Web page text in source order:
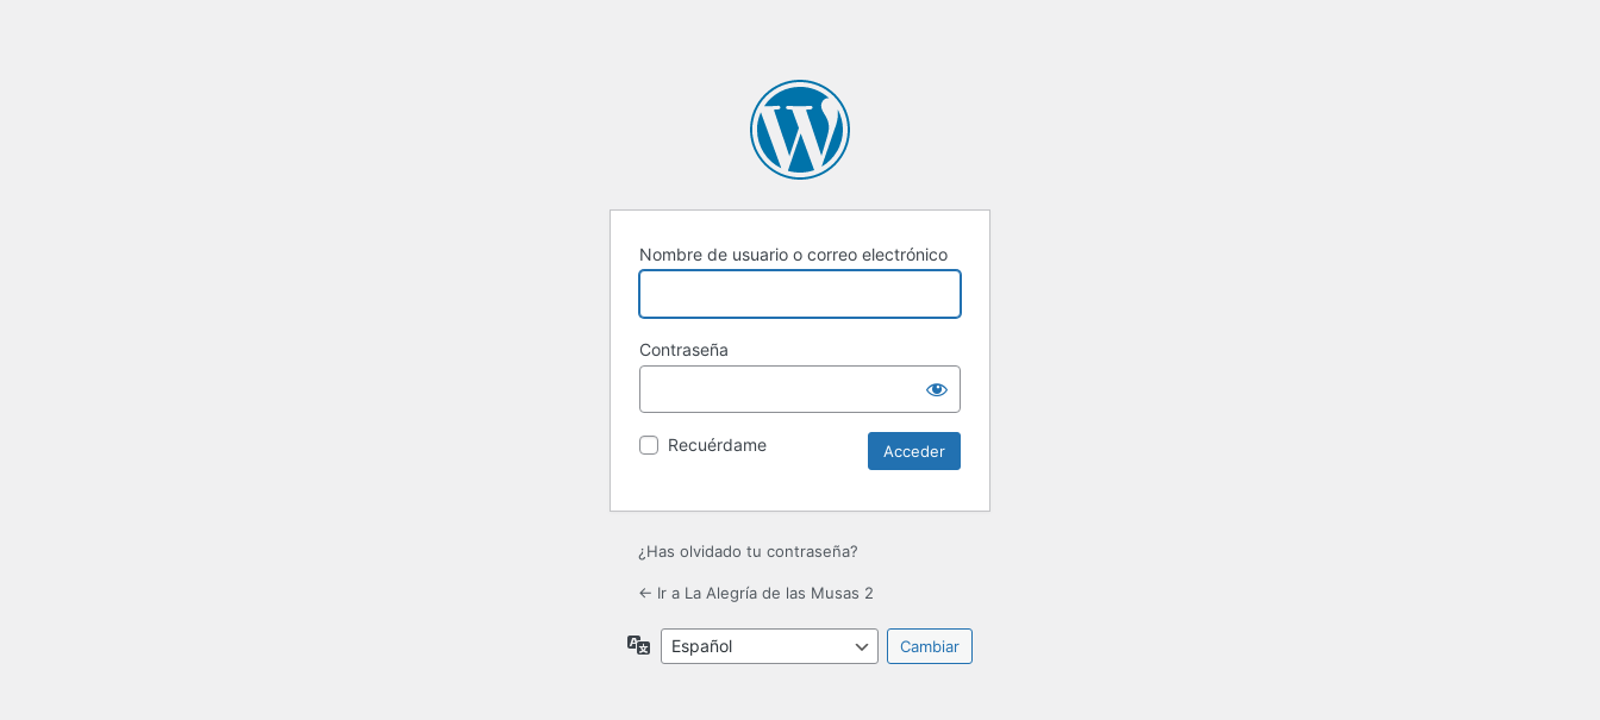
Nombre de usuario o correo electrónico
Contraseña
Recuérdame
¿Has olvidado tu contraseña?
← Ir a La Alegría de las Musas 2
Idioma